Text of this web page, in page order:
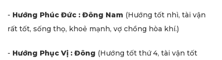
- Hướng Phúc Đức : Đông Nam (Hướng tốt nhì, tài vận
rất tốt, sống thọ, khoẻ mạnh, vợ chồng hòa khí.)
- Hướng Phục Vị : Đông (Hướng tốt thứ 4, tài vận tốt